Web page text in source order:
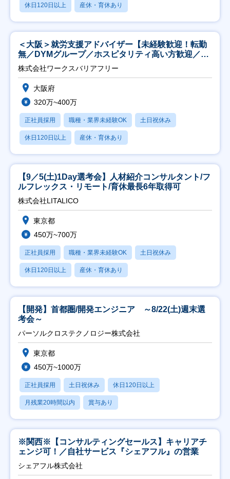
休日120日以上 産休・育休あり
＜大阪＞就労支援アドバイザー【未経験歓迎！転勤
無／DYMグループ／ホスピタリティ高い方歓迎／土
日祝】
株式会社ワークスバリアフリー
大阪府
320万~400万
正社員採用 職種・業界未経験OK 土日祝休み
休日120日以上 産休・育休あり
【9／5(土)1Day選考会】人材紹介コンサルタント/フ
ルフレックス・リモート/育休最長6年取得可
株式会社LITALICO
東京都
450万~700万
正社員採用 職種・業界未経験OK 土日祝休み
休日120日以上 産休・育休あり
【開発】首都圏/開発エンジニア ～8/22(土)週末選
考会～
パーソルクロステクノロジー株式会社
東京都
450万~1000万
正社員採用 土日祝休み 休日120日以上
月残業20時間以内 賞与あり
※関西※【コンサルティングセールス】キャリアチ
ェンジ可！／自社サービス『シェアフル』の営業
シェアフル株式会社